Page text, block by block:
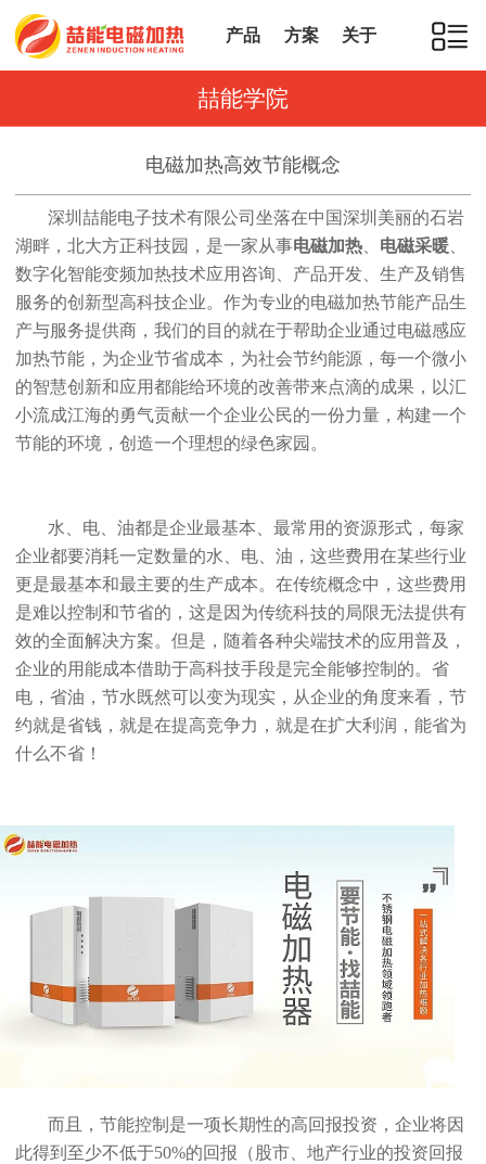
产品 方案 关于
喆能学院
电磁加热高效节能概念
深圳喆能电子技术有限公司坐落在中国深圳美丽的石岩
湖畔，北大方正科技园，是一家从事电磁加热 电磁采暖
数字化智能变频加热技术应用咨询、产品开发、生产及销售
服务的创新型高科技企业。作为专业的电磁加热节能产品生
产与服务提供商，我们的目的就在于帮助企业通过电磁感应
加热节能，为企业节省成本，为社会节约能源，每一个微小
的智慧创新和应用都能给环境的改善带来点滴的成果，以汇
小流成江海的勇气贡献一个企业公民的一份力量，构建一个
节能的环境，创造一个理想的绿色家园。
水、电、油都是企业最基本、最常用的资源形式，每家
企业都要消耗一定数量的水、电、油，这些费用在某些行业
更是最基本和最主要的生产成本。在传统概念中，这些费用
是难以控制和节省的，这是因为传统科技的局限无法提供有
效的全面解决方案。但是，随着各种尖端技术的应用普及，
企业的用能成本借助于高科技手段是完全能够控制的。省
电，省油，节水既然可以变为现实，从企业的角度来看，节
约就是省钱，就是在提高竞争力，就是在扩大利润，能省为
什么不省！
而且，节能控制是一项长期性的高回报投资，企业将因
此得到至少不低于50%的回报（股市、地产行业的投资回报